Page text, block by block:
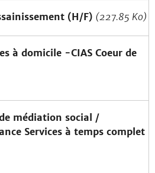
(H/F) (227.85 Ko)
à domicile -CIAS Coeur de
médiation social /
Services à temps complet